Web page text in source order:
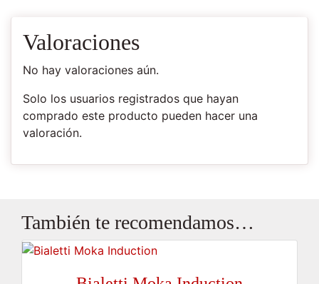
Valoraciones
No hay valoraciones aún.
Solo los usuarios registrados que hayan
comprado este producto pueden hacer una
valoración.
También te recomendamos…